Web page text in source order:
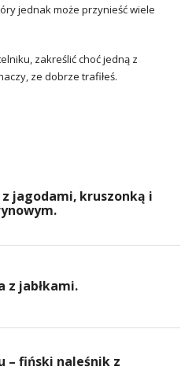
jednak może przynieść wiele
zakreślić choć jedną z
ze dobrze trafiłeś.